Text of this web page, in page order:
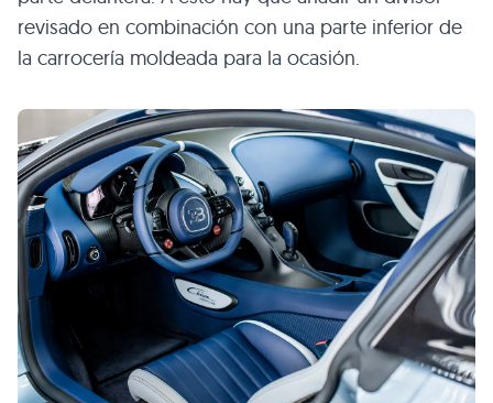
revisado en combinación con una parte inferior de
la carrocería moldeada para la ocasión.